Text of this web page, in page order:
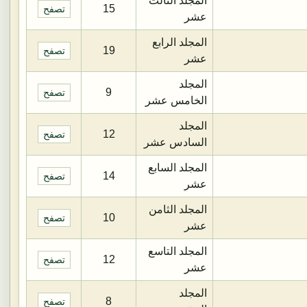
عشر
15 تصفح
المجلد الرابع
عشر
19 تصفح
المجلد
الخامس عشر
9 تصفح
المجلد
السادس عشر
12 تصفح
المجلد السابع
عشر
14 تصفح
المجلد الثامن
عشر
10 تصفح
المجلد التاسع
عشر
12 تصفح
المجلد
8 تصفح